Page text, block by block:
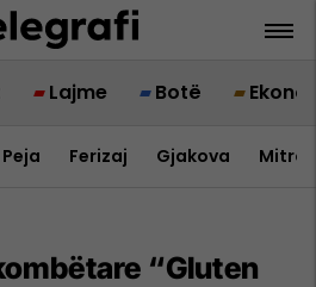
Lajme Botë
Peja Ferizaj Gjakova
“Gluten